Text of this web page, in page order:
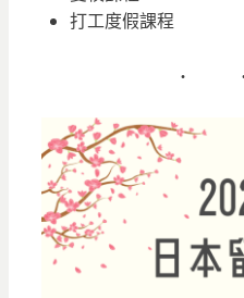
打工度假課程